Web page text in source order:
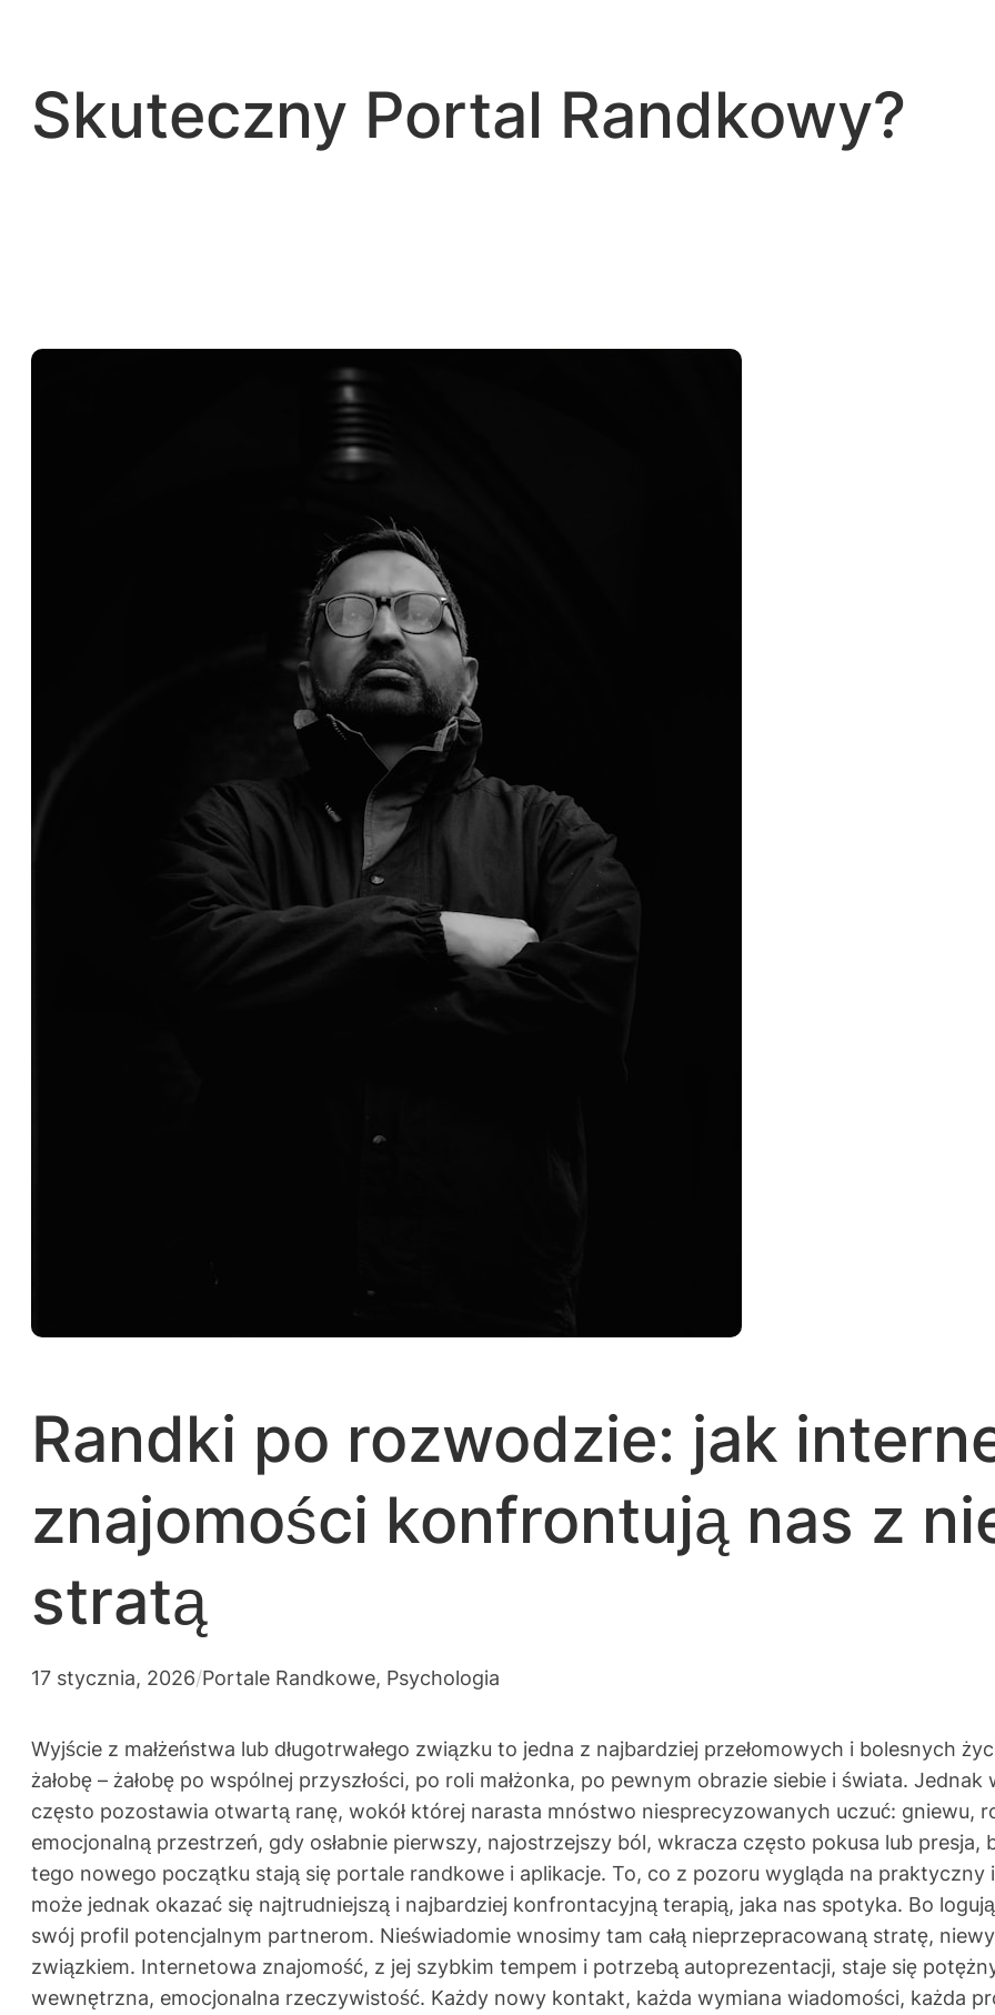
treści
Skuteczny Portal Randkowy?
Randki po rozwodzie: jak
znajomości konfrontują nas z
stratą
17 stycznia, 2026/Portale Randkowe, Psychologia
Wyjście z małżeństwa lub długotrwałego związku to jedna z najbardziej przełomowych i bolesnych
żałobę – żałobę po wspólnej przyszłości, po roli małżonka, po pewnym obrazie siebie i świata.
często pozostawia otwartą ranę, wokół której narasta mnóstwo niesprecyzowanych uczuć: gniewu,
emocjonalną przestrzeń, gdy osłabnie pierwszy, najostrzejszy ból, wkracza często pokusa lub presja,
tego nowego początku stają się portale randkowe i aplikacje. To, co z pozoru wygląda na
może jednak okazać się najtrudniejszą i najbardziej konfrontacyjną terapią, jaka nas spotyka. Bo
swój profil potencjalnym partnerom. Nieświadomie wnosimy tam całą nieprzepracowaną stratę,
związkiem. Internetowa znajomość, z jej szybkim tempem i potrzebą autoprezentacji, staje się
wewnętrzna, emocjonalna rzeczywistość. Każdy nowy kontakt, każda wymiana wiadomości, każda